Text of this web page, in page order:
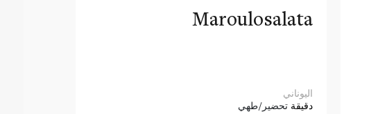
Maroulosalata
اليوناني
دقيقة تحضير/طهي